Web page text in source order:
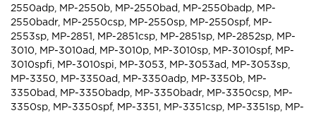
2550adp, MP-2550b, MP-2550bad, MP-2550badp, MP-
2550badr, MP-2550csp, MP-2550sp, MP-2550spf, MP-
2553sp, MP-2851, MP-2851csp, MP-2851sp, MP-2852sp, MP-
3010, MP-3010ad, MP-3010p, MP-3010sp, MP-3010spf, MP-
3010spfi, MP-3010spi, MP-3053, MP-3053ad, MP-3053sp,
MP-3350, MP-3350ad, MP-3350adp, MP-3350b, MP-
3350bad, MP-3350badp, MP-3350badr, MP-3350csp, MP-
3350sp, MP-3350spf, MP-3351, MP-3351csp, MP-3351sp, MP-